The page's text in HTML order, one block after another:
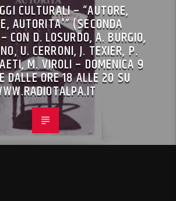
CULTURALI – “AUTORE,
AUTORITA'” (SECONDA
CON D. LOSURDO, A. BURGIO,
U. CERRONI, J. TEXIER, P.
M. VIROLI – DOMENICA 9
DALLE ORE 18 ALLE 20 SU